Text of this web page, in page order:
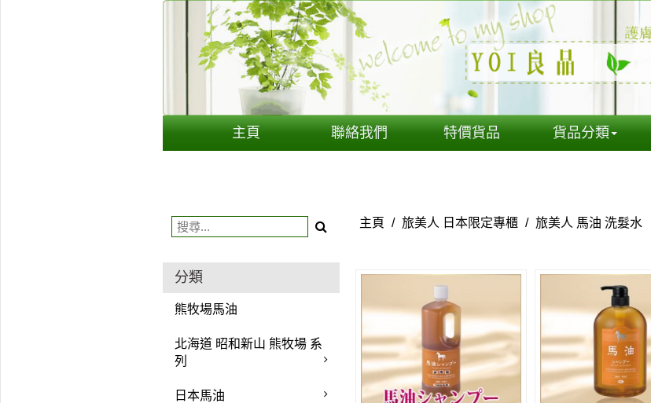
主頁 聯絡我們 特價貨品 貨品分類
分類
熊牧場馬油
北海道 昭和新山 熊牧場 系
列
日本馬油
主頁 / 旅美人 日本限定專櫃 / 旅美人 馬油 洗髮水